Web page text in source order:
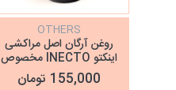
OTHERS
روغن آرگان اصل مراکشی
اینکتو INECTO مخصوص
مو
155,000 تومان